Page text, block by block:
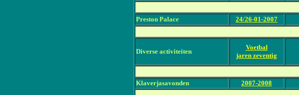
Preston Palace 24/26-01-2007
Diverse activiteiten
Voetbal
jaren zeventig
Klaverjasavonden 2007-2008